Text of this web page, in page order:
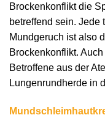
Brockenkonflikt die
betreffend sein.
Mundgeruch ist also
Brockenkonflikt.
Betroffene aus der
Lungenrundherde in